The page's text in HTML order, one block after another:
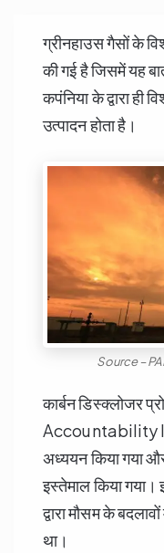
ग्रीनहाउस गैसों के
की गई है जिसमें यह
कपंनिया के द्वारा ही
उत्पादन होता है।
Source –
कार्बन डिस्क्लोजर
Accountability
अध्ययन किया गया
इस्तेमाल किया गया।
द्वारा मौसम के
था।